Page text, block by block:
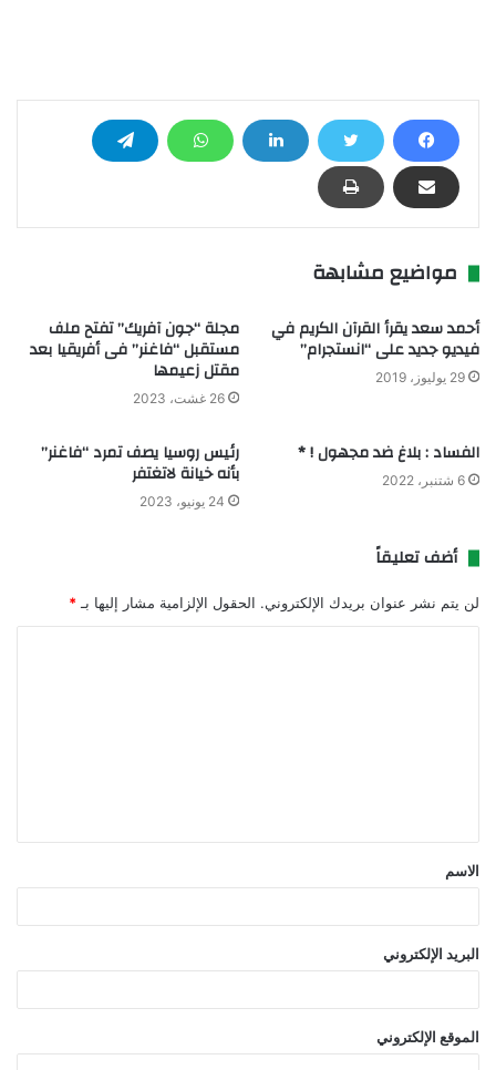
مواضيع مشابهة
أحمد سعد يقرأ القرآن الكريم في
فيديو جديد على “انستجرام”
29 يوليوز، 2019
مجلة “جون آفريك” تفتح ملف
مستقبل “فاغنر” فى أفريقيا بعد
مقتل زعيمها
26 غشت، 2023
الفساد : بلاغ ضد مجهول ! *
6 شتنبر، 2022
رئيس روسيا يصف تمرد “فاغنر”
بأنه خيانة لاتغتفر
24 يونيو، 2023
أضف تعليقاً
لن يتم نشر عنوان بريدك الإلكتروني. الحقول الإلزامية مشار إليها بـ *
ق
*
الاسم
البريد الإلكتروني
الموقع الإلكتروني